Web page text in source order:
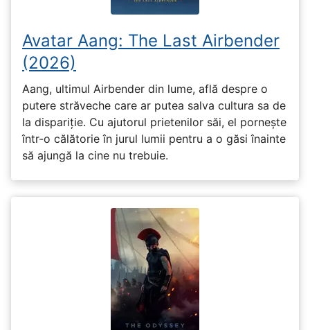
Avatar Aang: The Last Airbender
(2026)
Aang, ultimul Airbender din lume, află despre o
putere străveche care ar putea salva cultura sa de
la dispariție. Cu ajutorul prietenilor săi, el pornește
într-o călătorie în jurul lumii pentru a o găsi înainte
să ajungă la cine nu trebuie.